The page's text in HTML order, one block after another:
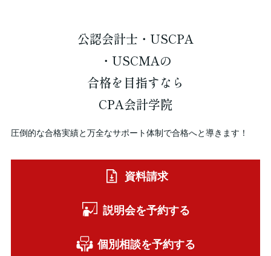
公認会計士・USCPA
・USCMAの
合格を 目指すなら
CPA会計学院
圧倒的な合格実績と万全なサポート体制で合格へと導きます！
資料請求
説明会を予約する
個別相談を予約する